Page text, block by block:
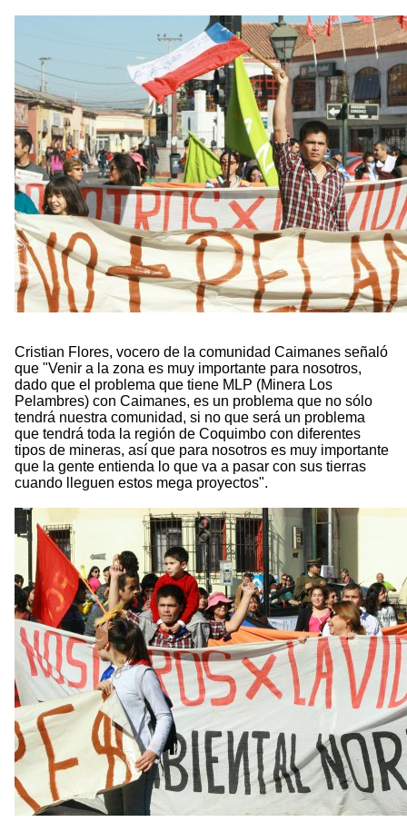
Cristian Flores, vocero de la comunidad Caimanes señaló
que "Venir a la zona es muy importante para nosotros,
dado que el problema que tiene MLP (Minera Los
Pelambres) con Caimanes, es un problema que no sólo
tendrá nuestra comunidad, si no que será un problema
que tendrá toda la región de Coquimbo con diferentes
tipos de mineras, así que para nosotros es muy importante
que la gente entienda lo que va a pasar con sus tierras
cuando lleguen estos mega proyectos".